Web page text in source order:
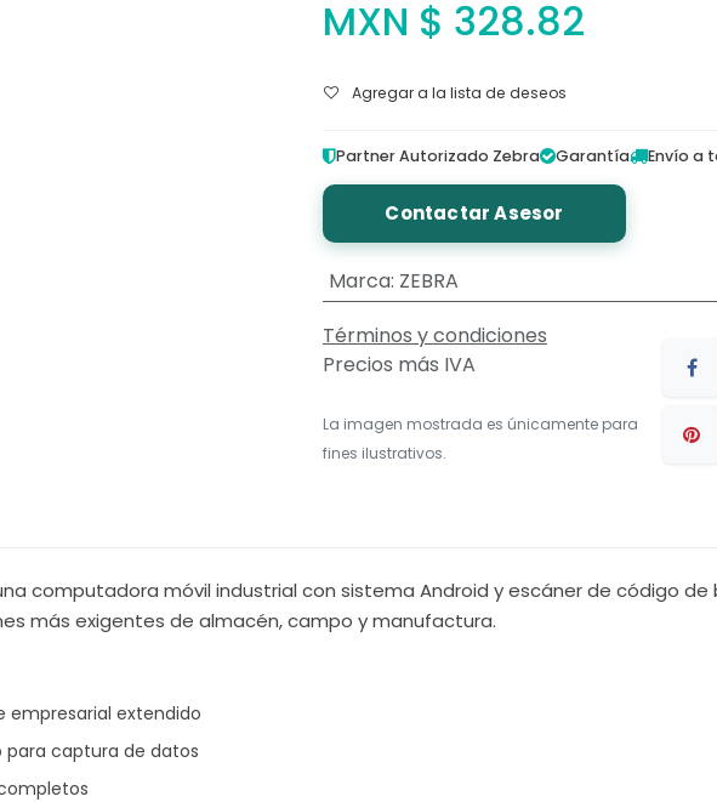
MXN $ 328.82
Agregar a la lista de deseos
Partner Autorizado Zebra Garantía Envío a
Contactar Asesor
Marca: ZEBRA
Términos y condiciones
Precios más IVA
La imagen mostrada es únicamente para
fines ilustrativos.
una computadora móvil industrial con sistema Android y escáner de código
más exigentes de almacén, campo y manufactura.
empresarial extendido
para captura de datos